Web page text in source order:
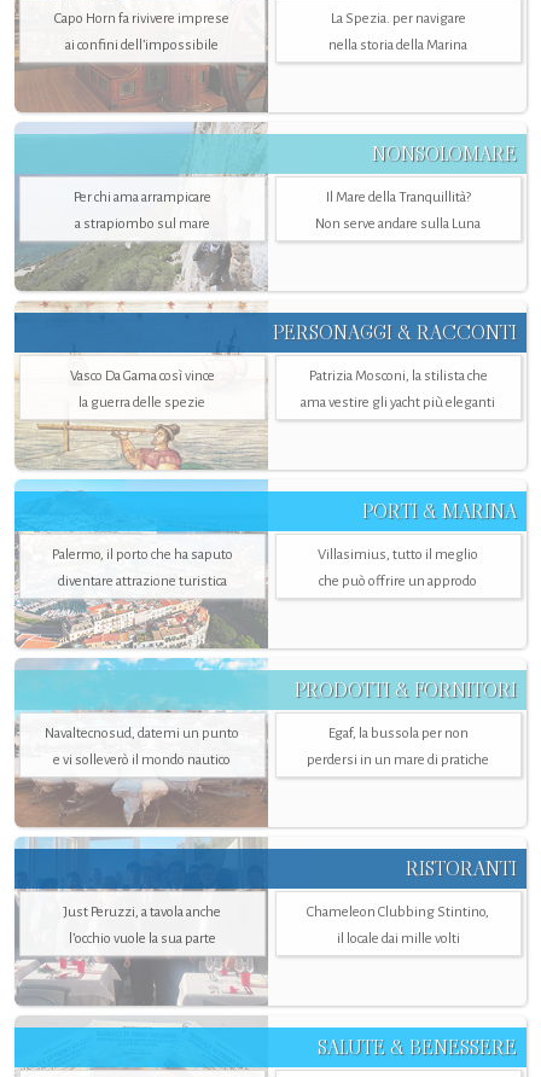
Capo Horn fa rivivere imprese
ai confini dell’impossibile
La Spezia. per navigare
nella storia della Marina
NONSOLOMARE
Per chi ama arrampicare
a strapiombo sul mare
Il Mare della Tranquillità?
Non serve andare sulla Luna
PERSONAGGI & RACCONTI
Vasco Da Gama così vince
la guerra delle spezie
Patrizia Mosconi, la stilista che
ama vestire gli yacht più eleganti
PORTI & MARINA
Palermo, il porto che ha saputo
diventare attrazione turistica
Villasimius, tutto il meglio
che può offrire un approdo
PRODOTTI & FORNITORI
Navaltecnosud, datemi un punto
e vi solleverò il mondo nautico
Egaf, la bussola per non
perdersi in un mare di pratiche
RISTORANTI
Just Peruzzi, a tavola anche
l’occhio vuole la sua parte
Chameleon Clubbing Stintino,
il locale dai mille volti
SALUTE & BENESSERE